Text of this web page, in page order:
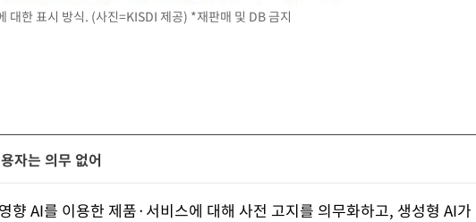
대한 표시 방식. (사진=KISDI 제공) *재판매 및 DB 금지
자는 의무 없어
향 AI를 이용한 제품·서비스에 대해 사전 고지를 의무화하고, 생성형 AI가